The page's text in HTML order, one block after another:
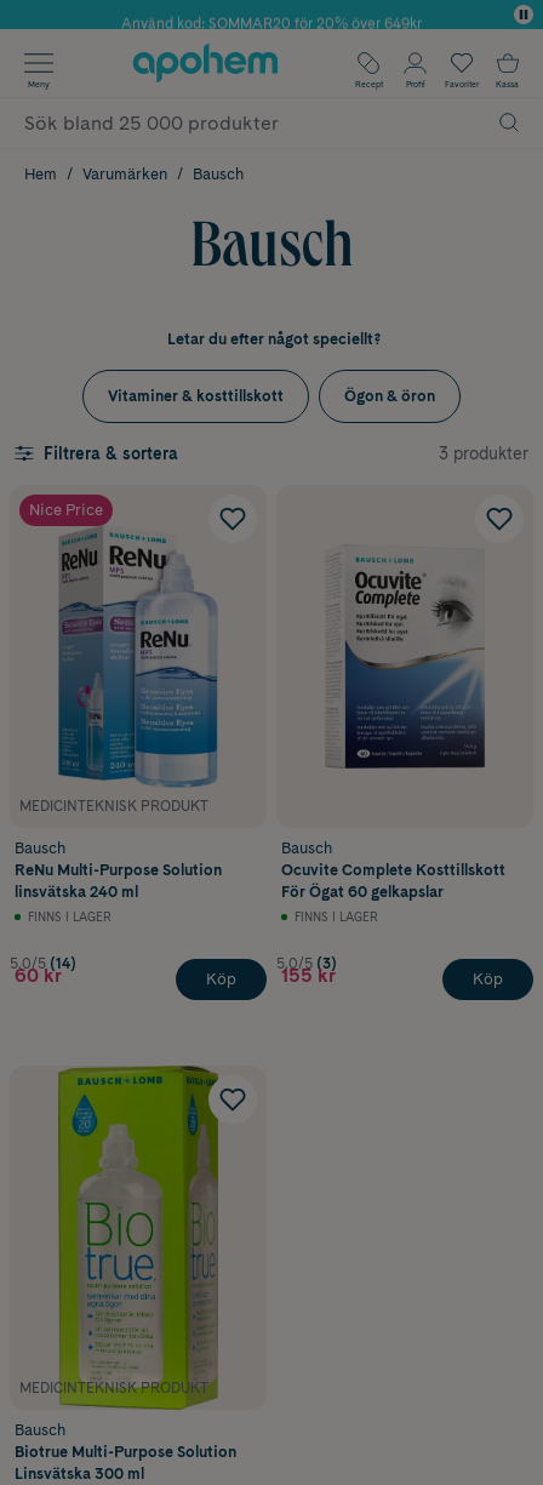
Årets Butik 2025 inom Skönhet
Använd kod: SOMMAR20 för 20% över 649kr
✓ Fri frakt
✓ Poäng på alla köp*
Meny Recept Profil Favoriter Kassa
Hem Varumärken Bausch
Bausch
Letar du efter något speciellt?
Vitaminer & kosttillskott Ögon & öron
Filtrera & sortera 3 produkter
Nice Price
MEDICINTEKNISK PRODUKT
Bausch
ReNu Multi-Purpose Solution
linsvätska 240 ml
FINNS I LAGER
5.0/5 (14)
60 kr Köp
Bausch
Ocuvite Complete Kosttillskott
För Ögat 60 gelkapslar
FINNS I LAGER
5.0/5 (3)
155 kr Köp
MEDICINTEKNISK PRODUKT
Bausch
Biotrue Multi-Purpose Solution
Linsvätska 300 ml